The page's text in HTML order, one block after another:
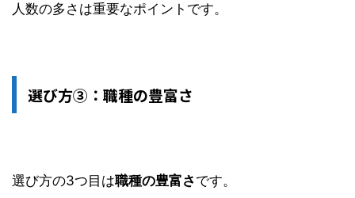
人数の多さは重要なポイントです。
選び方③：職種の豊富さ
選び方の3つ目は職種の豊富さです。